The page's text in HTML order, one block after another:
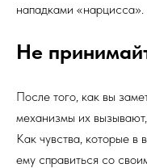
нападками «нарцисса».
Не
После того, как вы
механизмы их
Как чувства, которые
ему справиться со